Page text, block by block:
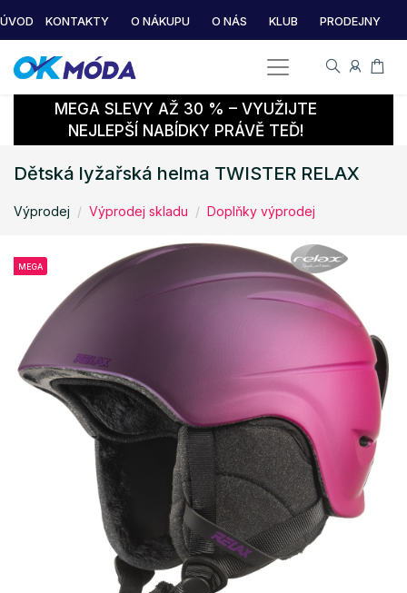
ÚVOD KONTAKTY O NÁKUPU O NÁS KLUB PRODEJNY
MEGA SLEVY AŽ 30 % – VYUŽIJTE
NEJLEPŠÍ NABÍDKY PRÁVĚ TEĎ!
Dětská lyžařská helma TWISTER RELAX
Výprodej Výprodej skladu Doplňky výprodej
MEGA